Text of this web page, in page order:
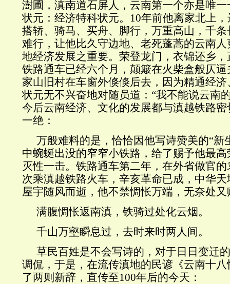
澍圃，滇南道石屏人，云南第一个亦是唯
状元：经济特科状元。10年前他离家北上
搭轿、骑马、买舟、脚行，万重高山，千
难行，让他比久守边地、老死蓬蒿的云南
地经济发展之重要。荣登龙门，衣锦还乡
铁路通车已经六个月，颠簸在火柴盒般仄
家山旧村在车窗外倏倏后去，因为精通经
状元无不兴奋地对随员道：“我不能说云南
今后云南经济、文化的发展都与滇越铁路
一绝：
万般难料的是，恰恰因他写诗赞美的“新
中蜿蜒出没的窄窄小铁路，给了赐予他最
灭性一击。铁路通车第二年，在外省做官
次乘滇越铁路火车，辛亥革命已成，中华
屋宇随风而逝，他不禁惆怅万端，无奈处
满腹惆怅返南滇，铁骑过处化云烟。
千山万壑瞬息过，去时来时两人间。
草民百姓是不会写诗的，对于日日变迁
调侃，于是，在流传滇地的民谚《云南十
了两则新辞，直传至100年后的今天：